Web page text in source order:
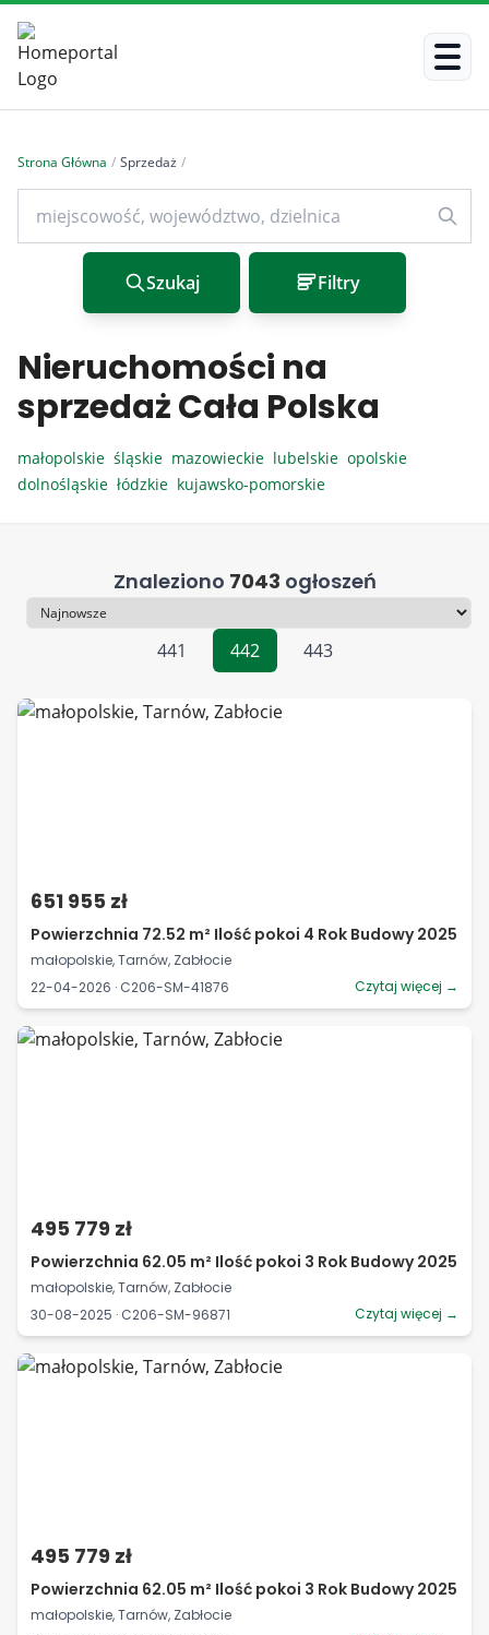
Strona Główna / Sprzedaż /
Szukaj Filtry
Nieruchomości na
sprzedaż Cała Polska
małopolskie śląskie mazowieckie lubelskie opolskie
dolnośląskie łódzkie kujawsko-pomorskie
Znaleziono 7043 ogłoszeń
Sortowanie
441
442 443
651 955 zł
Powierzchnia 72.52 m² Ilość pokoi 4 Rok Budowy 2025
małopolskie, Tarnów, Zabłocie
22-04-2026 · C206-SM-41876
Czytaj więcej →
495 779 zł
Powierzchnia 62.05 m² Ilość pokoi 3 Rok Budowy 2025
małopolskie, Tarnów, Zabłocie
30-08-2025 · C206-SM-96871
Czytaj więcej →
495 779 zł
Powierzchnia 62.05 m² Ilość pokoi 3 Rok Budowy 2025
małopolskie, Tarnów, Zabłocie